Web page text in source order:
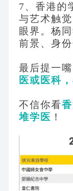
7、香港的
与艺术触
眼界。杨
前景、身
最后提一嘴
医或医科
不信你看
堆学医 ！